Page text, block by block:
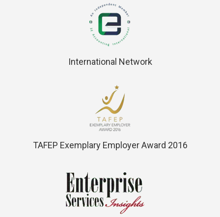
International Network
TAFEP Exemplary Employer Award 2016